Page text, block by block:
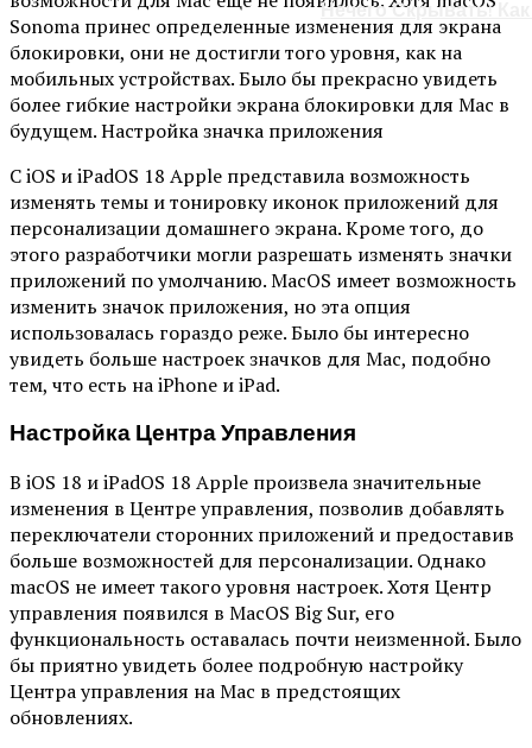
Нечего Скрывать!
Sonoma принес определенные изменения для экрана
блокировки, они не достигли того уровня, как на
мобильных устройствах. Было бы прекрасно увидеть
более гибкие настройки экрана блокировки для Mac в
будущем. Настройка значка приложения
С iOS и iPadOS 18 Apple представила возможность
изменять темы и тонировку иконок приложений для
персонализации домашнего экрана. Кроме того, до
этого разработчики могли разрешать изменять значки
приложений по умолчанию. MacOS имеет возможность
изменить значок приложения, но эта опция
использовалась гораздо реже. Было бы интересно
увидеть больше настроек значков для Mac, подобно
тем, что есть на iPhone и iPad.
Настройка Центра Управления
В iOS 18 и iPadOS 18 Apple произвела значительные
изменения в Центре управления, позволив добавлять
переключатели сторонних приложений и предоставив
больше возможностей для персонализации. Однако
macOS не имеет такого уровня настроек. Хотя Центр
управления появился в MacOS Big Sur, его
функциональность оставалась почти неизменной. Было
бы приятно увидеть более подробную настройку
Центра управления на Mac в предстоящих
обновлениях.